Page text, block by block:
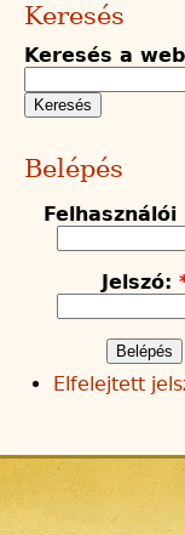
Keresés
Keresés a
Belépés
Felhasználói
Jelszó:
Elfelejtett